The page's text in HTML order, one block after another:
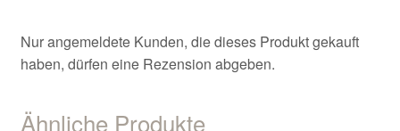
Nur angemeldete Kunden, die dieses Produkt gekauft
haben, dürfen eine Rezension abgeben.
Ähnliche Produkte